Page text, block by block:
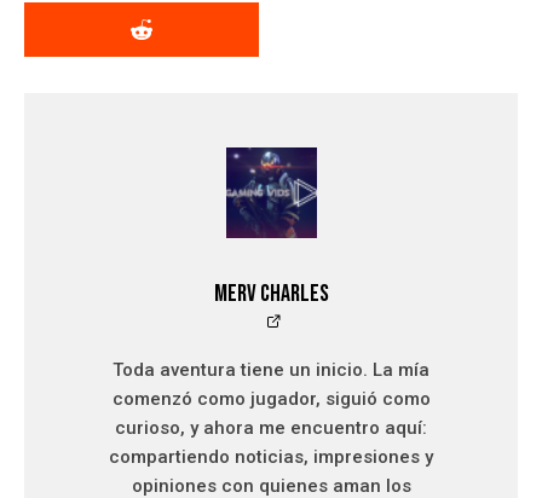
Merv Charles
Toda aventura tiene un inicio. La mía
comenzó como jugador, siguió como
curioso, y ahora me encuentro aquí:
compartiendo noticias, impresiones y
opiniones con quienes aman los